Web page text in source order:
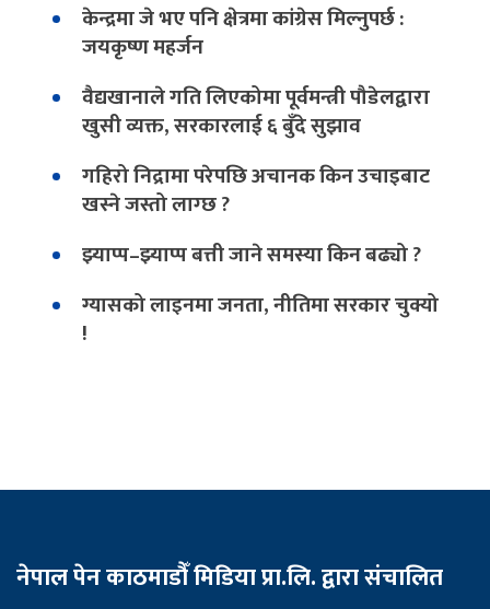
केन्द्रमा जे भए पनि क्षेत्रमा कांग्रेस मिल्नुपर्छ :
जयकृष्ण महर्जन
वैद्यखानाले गति लिएकोमा पूर्वमन्त्री पौडेलद्वारा
खुसी व्यक्त, सरकारलाई ६ बुँदे सुझाव
गहिरो निद्रामा परेपछि अचानक किन उचाइबाट
खस्ने जस्तो लाग्छ ?
झ्याप्प–झ्याप्प बत्ती जाने समस्या किन बढ्यो ?
ग्यासको लाइनमा जनता, नीतिमा सरकार चुक्यो
!
नेपाल पेन काठमाडौँ मिडिया प्रा.लि. द्वारा संचालित